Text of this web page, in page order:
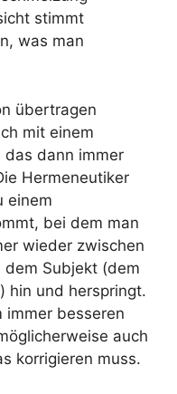
stimmt
was man
übertragen
mit einem
dann immer
Hermeneutiker
einem
bei dem man
wieder zwischen
Subjekt (dem
hin und herspringt.
immer besseren
auch
korrigieren muss.